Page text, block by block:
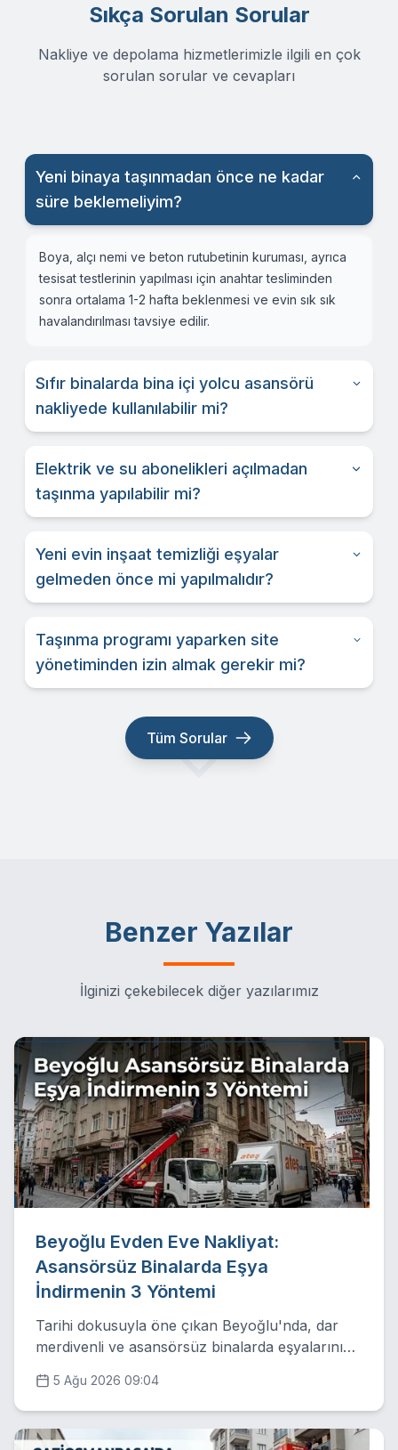
Sıkça Sorulan Sorular
Nakliye ve depolama hizmetlerimizle ilgili en çok
sorulan sorular ve cevapları
Yeni binaya taşınmadan önce ne kadar
süre beklemeliyim?
Boya, alçı nemi ve beton rutubetinin kuruması, ayrıca
tesisat testlerinin yapılması için anahtar tesliminden
sonra ortalama 1-2 hafta beklenmesi ve evin sık sık
havalandırılması tavsiye edilir.
Sıfır binalarda bina içi yolcu asansörü
nakliyede kullanılabilir mi?
Elektrik ve su abonelikleri açılmadan
taşınma yapılabilir mi?
Yeni evin inşaat temizliği eşyalar
gelmeden önce mi yapılmalıdır?
Taşınma programı yaparken site
yönetiminden izin almak gerekir mi?
Tüm Sorular
Benzer Yazılar
İlginizi çekebilecek diğer yazılarımız
Beyoğlu Evden Eve Nakliyat:
Asansörsüz Binalarda Eşya
İndirmenin 3 Yöntemi
Tarihi dokusuyla öne çıkan Beyoğlu'nda, dar
merdivenli ve asansörsüz binalarda eşyalarınızı
detaylandırıyoruz.
5 Ağu 2026 09:04